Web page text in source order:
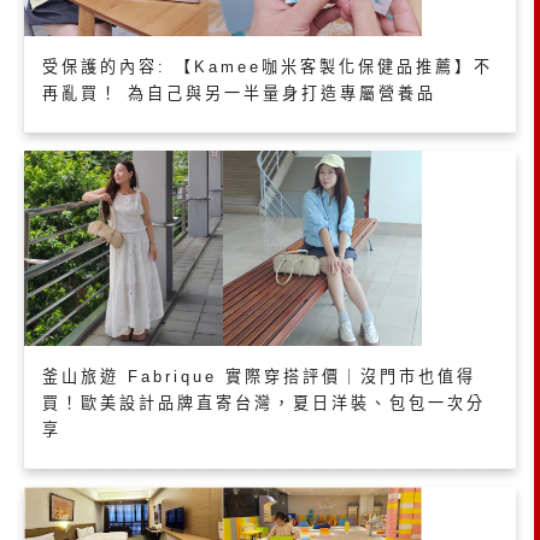
受保護的內容: 【Kamee咖米客製化保健品推薦】不
再亂買！ 為自己與另一半量身打造專屬營養品
釜山旅遊 Fabrique 實際穿搭評價｜沒門市也值得
買！歐美設計品牌直寄台灣，夏日洋裝、包包一次分
享